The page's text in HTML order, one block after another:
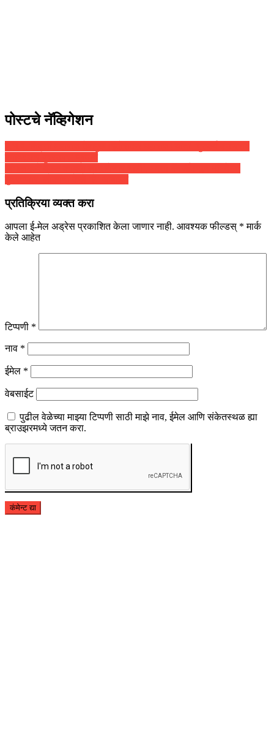
पोस्टचे नॅव्हिगेशन
प्रतिक्रिया व्यक्त करा
आपला ई-मेल अड्रेस प्रकाशित केला जाणार नाही. आवश्यक फील्डस् * मार्क
केले आहेत
टिप्पणी *
नाव *
ईमेल *
वेबसाईट
पुढील वेळेच्या माझ्या टिप्पणी साठी माझे नाव, ईमेल आणि संकेतस्थळ ह्या
ब्राउझरमध्ये जतन करा.